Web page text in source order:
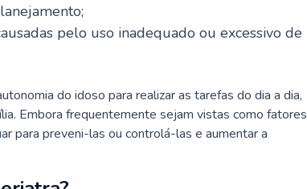
pelo uso inadequado ou excessivo de
do idoso para realizar as tarefas do dia a dia,
Embora frequentemente sejam vistas como fatores
para preveni-las ou controlá-las e aumentar a